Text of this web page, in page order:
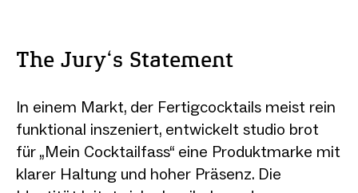
The Jury‘s Statement
In einem Markt, der Fertigcocktails meist rein
funktional inszeniert, entwickelt studio brot
für „Mein Cocktailfass“ eine Produktmarke mit
klarer Haltung und hoher Präsenz. Die